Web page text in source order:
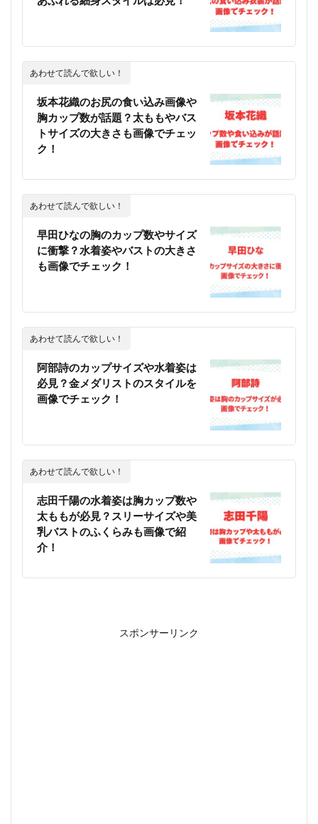
あわせて読んで欲しい！
坂本花織のお尻の食い込み画像や
胸カップ数が話題？太ももやバス
トサイズの大きさも画像でチェッ
ク！
あわせて読んで欲しい！
早田ひなの胸のカップ数やサイズ
に衝撃？水着姿やバストの大きさ
も画像でチェック！
あわせて読んで欲しい！
阿部詩のカップサイズや水着姿は
必見？金メダリストのスタイルを
画像でチェック！
あわせて読んで欲しい！
志田千陽の水着姿は胸カップ数や
太ももが必見？スリーサイズや美
乳バストのふくらみも画像で紹
介！
スポンサーリンク